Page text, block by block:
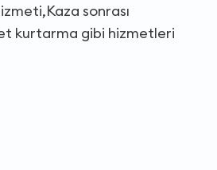
sonrası
kurtarma gibi hizmetleri